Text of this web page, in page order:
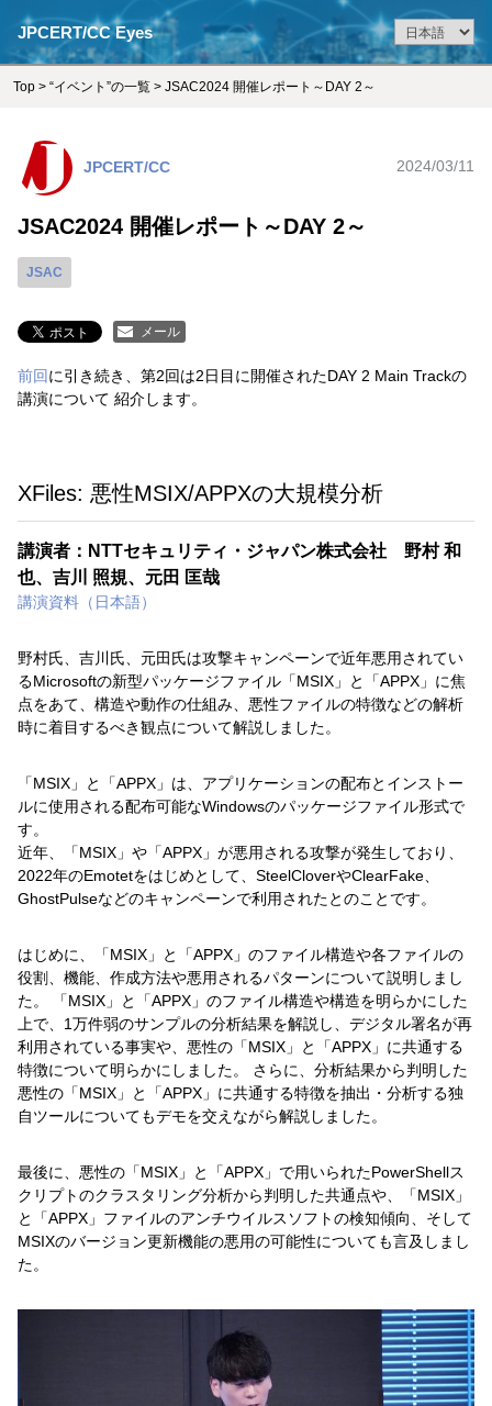
JPCERT/CC Eyes
Top > “イベント”の一覧 > JSAC2024 開催レポート～DAY 2～
JPCERT/CC 2024/03/11
JSAC2024 開催レポート～DAY 2～
JSAC
メール
前回に引き続き、第2回は2日目に開催されたDAY 2 Main Trackの
講演について 紹介します。
XFiles: 悪性MSIX/APPXの大規模分析
講演者：NTTセキュリティ・ジャパン株式会社 野村 和
也、吉川 照規、元田 匡哉
講演資料（日本語）
野村氏、吉川氏、元田氏は攻撃キャンペーンで近年悪用されてい
るMicrosoftの新型パッケージファイル「MSIX」と「APPX」に焦
点をあて、構造や動作の仕組み、悪性ファイルの特徴などの解析
時に着目するべき観点について解説しました。
「MSIX」と「APPX」は、アプリケーションの配布とインストー
ルに使用される配布可能なWindowsのパッケージファイル形式で
す。
近年、「MSIX」や「APPX」が悪用される攻撃が発生しており、
2022年のEmotetをはじめとして、SteelCloverやClearFake、
GhostPulseなどのキャンペーンで利用されたとのことです。
はじめに、「MSIX」と「APPX」のファイル構造や各ファイルの
役割、機能、作成方法や悪用されるパターンについて説明しまし
た。 「MSIX」と「APPX」のファイル構造や構造を明らかにした
上で、1万件弱のサンプルの分析結果を解説し、デジタル署名が再
利用されている事実や、悪性の「MSIX」と「APPX」に共通する
特徴について明らかにしました。 さらに、分析結果から判明した
悪性の「MSIX」と「APPX」に共通する特徴を抽出・分析する独
自ツールについてもデモを交えながら解説しました。
最後に、悪性の「MSIX」と「APPX」で用いられたPowerShellス
クリプトのクラスタリング分析から判明した共通点や、「MSIX」
と「APPX」ファイルのアンチウイルスソフトの検知傾向、そして
MSIXのバージョン更新機能の悪用の可能性についても言及しまし
た。